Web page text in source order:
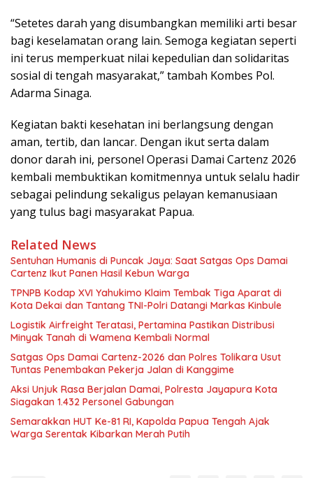
“Setetes darah yang disumbangkan memiliki arti besar
bagi keselamatan orang lain. Semoga kegiatan seperti
ini terus memperkuat nilai kepedulian dan solidaritas
sosial di tengah masyarakat,” tambah Kombes Pol.
Adarma Sinaga.
Kegiatan bakti kesehatan ini berlangsung dengan
aman, tertib, dan lancar. Dengan ikut serta dalam
donor darah ini, personel Operasi Damai Cartenz 2026
kembali membuktikan komitmennya untuk selalu hadir
sebagai pelindung sekaligus pelayan kemanusiaan
yang tulus bagi masyarakat Papua.
Related News
Sentuhan Humanis di Puncak Jaya: Saat Satgas Ops Damai
Cartenz Ikut Panen Hasil Kebun Warga
TPNPB Kodap XVI Yahukimo Klaim Tembak Tiga Aparat di
Kota Dekai dan Tantang TNI-Polri Datangi Markas Kinbule
Logistik Airfreight Teratasi, Pertamina Pastikan Distribusi
Minyak Tanah di Wamena Kembali Normal
Satgas Ops Damai Cartenz-2026 dan Polres Tolikara Usut
Tuntas Penembakan Pekerja Jalan di Kanggime
Aksi Unjuk Rasa Berjalan Damai, Polresta Jayapura Kota
Siagakan 1.432 Personel Gabungan
Semarakkan HUT Ke-81 RI, Kapolda Papua Tengah Ajak
Warga Serentak Kibarkan Merah Putih